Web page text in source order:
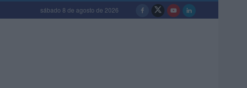
sábado 8 de agosto de 2026